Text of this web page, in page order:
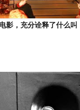
影，充分诠释了什么叫